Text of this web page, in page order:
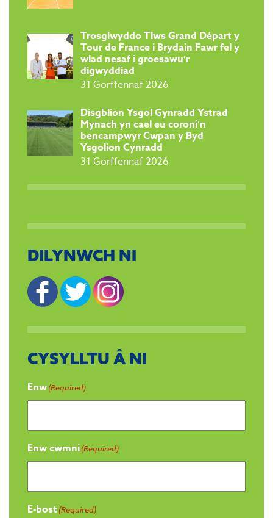
Trosglwyddo Tlws Grand Départ y
Tour de France i Brydain Fawr fel y
wlad nesaf i groesawu’r
digwyddiad
31 Gorffennaf 2026
Disgblion Ysgol Gynradd Ystrad
Mynach yn cael eu coroni’n
bencampwyr Cwpan y Byd
Ysgolion Cynradd
31 Gorffennaf 2026
DILYNWCH NI
CYSYLLTU Â NI
Enw(Required)
Enw cwmni(Required)
E-bost (Required)